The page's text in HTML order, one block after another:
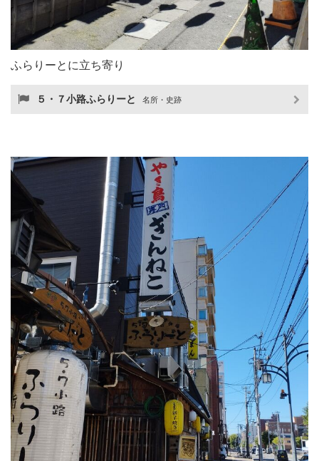
ふらりーとに立ち寄り
５・７小路ふらりーと 名所・史跡